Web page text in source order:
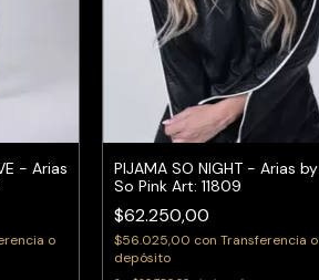
- Arias
o
PIJAMA SO NIGHT - Arias by
So Pink Art: 11809
$62.250,00
$56.025,00 con Transferencia o
depósito